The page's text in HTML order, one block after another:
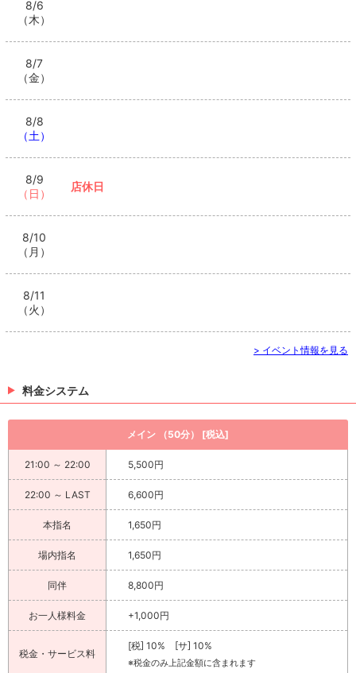
8/6
（木）
8/7
（金）
8/8
（土）
8/9
（日）
店休日
8/10
（月）
8/11
（火）
> イベント情報を見る
料金システム
メイン （50分） [税込]
21:00 ～ 22:00 5,500円
22:00 ～ LAST 6,600円
本指名 1,650円
場内指名 1,650円
同伴 8,800円
お一人様料金 +1,000円
税金・サービス料
[税] 10% [サ] 10%
※税金のみ上記金額に含まれます